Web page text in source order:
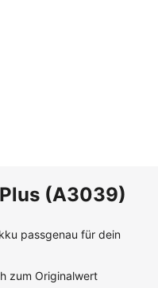
(A3039)
passgenau für dein
zum Originalwert